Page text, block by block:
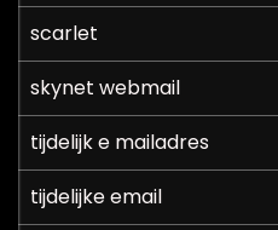
scarlet
skynet webmail
tijdelijk e mailadres
tijdelijke email